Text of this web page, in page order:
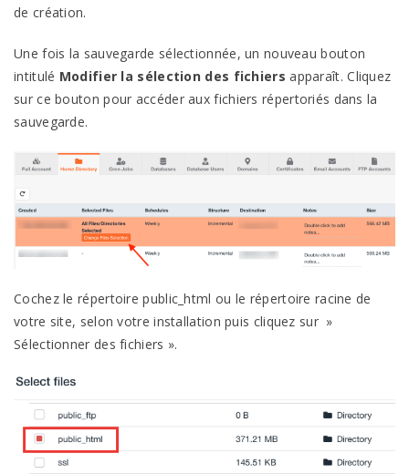
de création.
Une fois la sauvegarde sélectionnée, un nouveau bouton
intitulé Modifier la sélection des fichiers apparaît. Cliquez
sur ce bouton pour accéder aux fichiers répertoriés dans la
sauvegarde.
Cochez le répertoire public_html ou le répertoire racine de
votre site, selon votre installation puis cliquez sur »
Sélectionner des fichiers ».